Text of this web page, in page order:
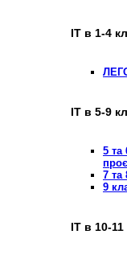
ІТ в 1-4
ІТ в 5-9
5 та
7 та
9
ІТ в 10-